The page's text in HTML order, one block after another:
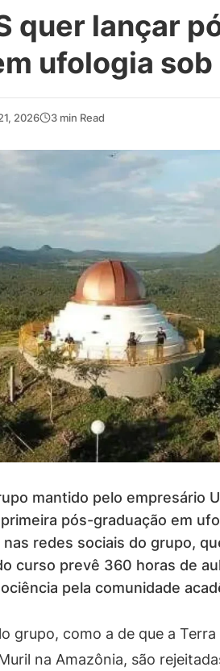
quer lançar
ufologia
2026 3 min Read
mantido pelo empresário
pós-graduação em
redes sociais do grupo,
curso prevê 360 horas de
pela comunidade
grupo, como a de que a Terra
na Amazônia, são